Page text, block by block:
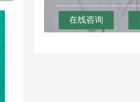
在线咨询